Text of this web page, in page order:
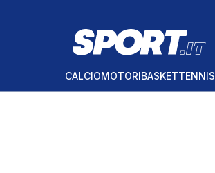
CALCIOMOTORIBASKETTENNIS